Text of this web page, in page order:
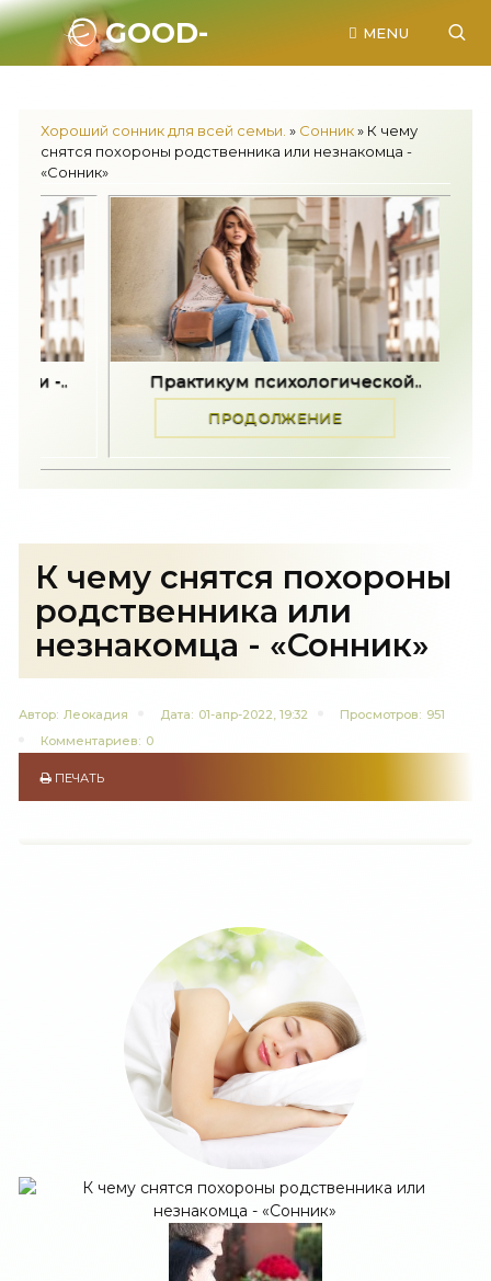
GOOD-
MENU
Хороший сонник для всей семьи. » Сонник» К чему
снятся похороны родственника или незнакомца -
«Сонник»
психологической.. Как принять разные
К чему снятся похороны
родственника или
незнакомца - «Сонник»
Автор: Леокадия Дата: 01-апр-2022, 19:32 Просмотров: 951
Комментариев: 0
ПЕЧАТЬ